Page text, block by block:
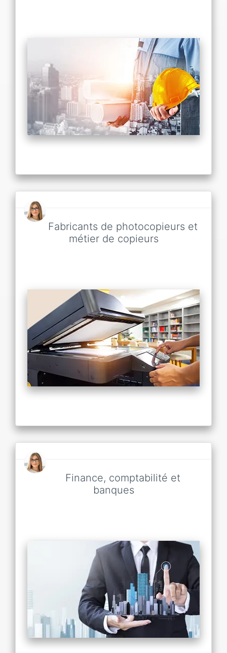
Fabricants de photocopieurs et
métier de copieurs
Finance, comptabilité et
banques